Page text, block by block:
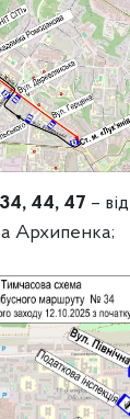
44, 47 –
Архипенка;